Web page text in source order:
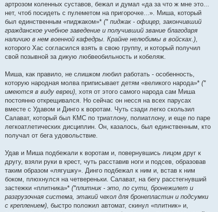
артрозом коленных суставов, бежал и думал «да за что ж мне это...
нет, чтоб посидеть с пулеметом на пригорочке...». Миша, который
был единственным «пиджаком»* (* пиджак - офицер, закончивший
гражданское учебное заведение и получивший звание благодаря
наличию в нем военной кафедры. Крайне нелюбимы в войсках.),
которого Хас согласился взять в свою группу, и который получил
свой позывной за дикую любвеобильность и кобеляж.
Миша, как правило, не слишком любил работать - особенность,
которую народная молва приписывает детям «великого народа»* (*
имеются в виду евреи), хотя от этого самого народа сам Миша
постоянно открещивался. Но сейчас он несся на всех парусах
вместе с Удавом и Динго к воротам. Чуть сзади легко скользил
Салават, который был КМС по триатлону, полиатлону, и еще по паре
легкоатлетических дисциплин. Он, казалось, был единственным, кто
получал от бега удовольствие.
Удав и Миша подбежали к воротам и, повернувшись лицом друг к
другу, взяли руки в крест, чуть расставив ноги и подсев, образовав
таким образом «лягушку». Динго подбежал к ним и, встав к ним
боком, плюхнулся на четвереньки. Салават, на бегу расстегнувший
застежки «плитника»* (*плитник - это, по сути, бронежилет и
разгрузочная система, этакий чехол для бронепластин и подсумки
c креплением), быстро положил автомат, скинул «плитник» и,